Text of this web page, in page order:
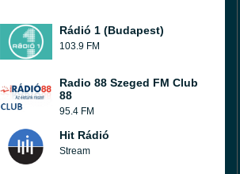
Rádió 1 (Budapest)
103.9 FM
Radio 88 Szeged FM Club
88
95.4 FM
Hit Rádió
Stream